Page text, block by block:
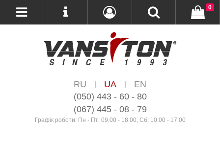
RU | UA |
EN
(050) 443 - 60 - 80
(067) 445 - 08 - 79
Графік роботи: Пн - Пт: 09.00 - 18.00, Сб: 10.00 - 17.00
0